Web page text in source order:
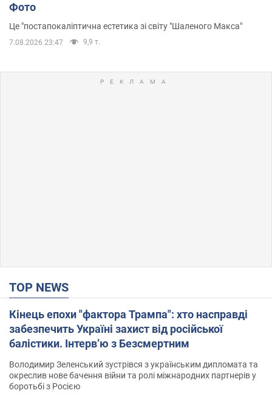
Фото
Це "постапокаліптична естетика зі світу "Шаленого Макса"
7.08.2026 23:47 9,9 т.
TOP NEWS
Кінець епохи "фактора Трампа": хто насправді
забезпечить Україні захист від російської
балістики. Інтерв’ю з Безсмертним
Володимир Зеленський зустрівся з українським дипломата та
окреслив нове бачення війни та ролі міжнародних партнерів у
боротьбі з Росією